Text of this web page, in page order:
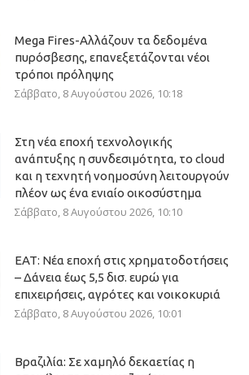
Mega Fires-Αλλάζουν τα δεδομένα
πυρόσβεσης, επανεξετάζονται νέοι
τρόποι πρόληψης
Σάββατο, 8 Αυγούστου 2026, 10:18
Στη νέα εποχή τεχνολογικής
ανάπτυξης η συνδεσιμότητα, το cloud
και η τεχνητή νοημοσύνη λειτουργούν
πλέον ως ένα ενιαίο οικοσύστημα
Σάββατο, 8 Αυγούστου 2026, 10:10
ΕΑΤ: Νέα εποχή στις χρηματοδοτήσεις
– Δάνεια έως 5,5 δισ. ευρώ για
επιχειρήσεις, αγρότες και νοικοκυριά
Σάββατο, 8 Αυγούστου 2026, 10:01
Βραζιλία: Σε χαμηλό δεκαετίας η